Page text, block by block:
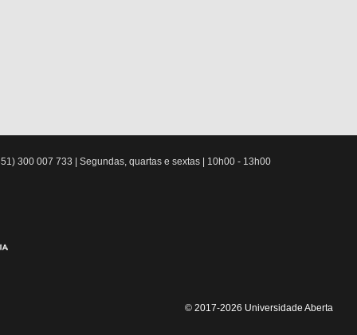
300 007 733 | Segundas, quartas e sextas | 10h00 - 13h00
© 2017-2026 Universidade Aberta